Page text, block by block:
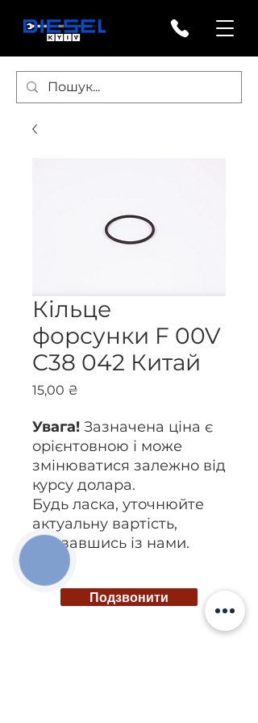
Кільце
форсунки F 00V
C38 042 Китай
15,00 ₴
Увага! Зазначена ціна є
орієнтовною і може
змінюватися залежно від
курсу долара.
Будь ласка, уточнюйте
актуальну вартість,
зв’язавшись із нами.
Подзвонити